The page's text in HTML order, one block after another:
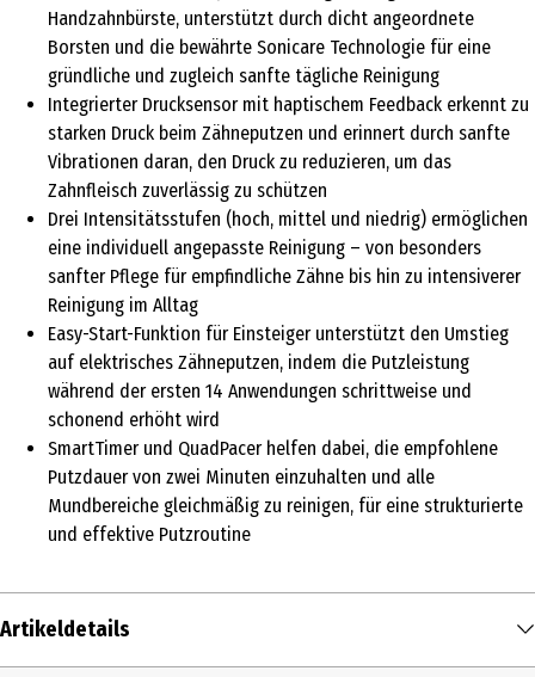
Handzahnbürste, unterstützt durch dicht angeordnete
Borsten und die bewährte Sonicare Technologie für eine
gründliche und zugleich sanfte tägliche Reinigung
Integrierter Drucksensor mit haptischem Feedback erkennt zu
starken Druck beim Zähneputzen und erinnert durch sanfte
Vibrationen daran, den Druck zu reduzieren, um das
Zahnfleisch zuverlässig zu schützen
Drei Intensitätsstufen (hoch, mittel und niedrig) ermöglichen
eine individuell angepasste Reinigung – von besonders
sanfter Pflege für empfindliche Zähne bis hin zu intensiverer
Reinigung im Alltag
Easy-Start-Funktion für Einsteiger unterstützt den Umstieg
auf elektrisches Zähneputzen, indem die Putzleistung
während der ersten 14 Anwendungen schrittweise und
schonend erhöht wird
SmartTimer und QuadPacer helfen dabei, die empfohlene
Putzdauer von zwei Minuten einzuhalten und alle
Mundbereiche gleichmäßig zu reinigen, für eine strukturierte
und effektive Putzroutine
Artikeldetails